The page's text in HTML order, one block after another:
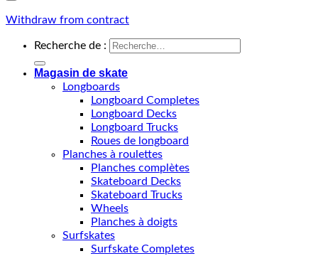
Withdraw from contract
Recherche de :
Magasin de skate
Longboards
Longboard Completes
Longboard Decks
Longboard Trucks
Roues de longboard
Planches à roulettes
Planches complètes
Skateboard Decks
Skateboard Trucks
Wheels
Planches à doigts
Surfskates
Surfskate Completes